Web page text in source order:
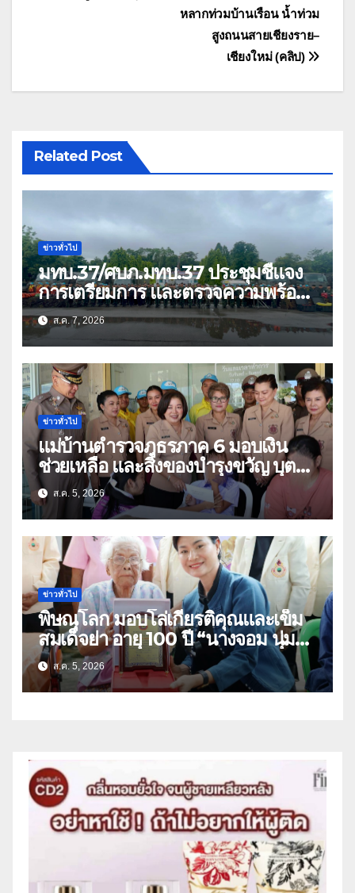
หลากท่วมบ้านเรือน น้ำท่วม
สูงถนนสายเชียงราย–
เชียงใหม่ (คลิป)
Related Post
ข่าวทั่วไป
มทบ.37/ศบภ.มทบ.37 ประชุมชี้แจง
การเตรียมการ และตรวจความพร้อม
ด้านการบรรเทาสาธารณภัย
ส.ค. 7, 2026
ข่าวทั่วไป
แม่บ้านตำรวจภูธรภาค 6 มอบเงิน
ช่วยเหลือ และสิ่งของบำรุงขวัญ บุตร-
ธิดา ข้าราชการตำรวจจังหวัด
อุทัยธานี
ส.ค. 5, 2026
ข่าวทั่วไป
พิษณุโลก มอบโล่เกียรติคุณและเข็ม
สมเด็จย่า อายุ 100 ปี “นางจอม นุ่ม
เนตร” ตำบลบ้านกร่าง อำเภอเมือง
ส.ค. 5, 2026